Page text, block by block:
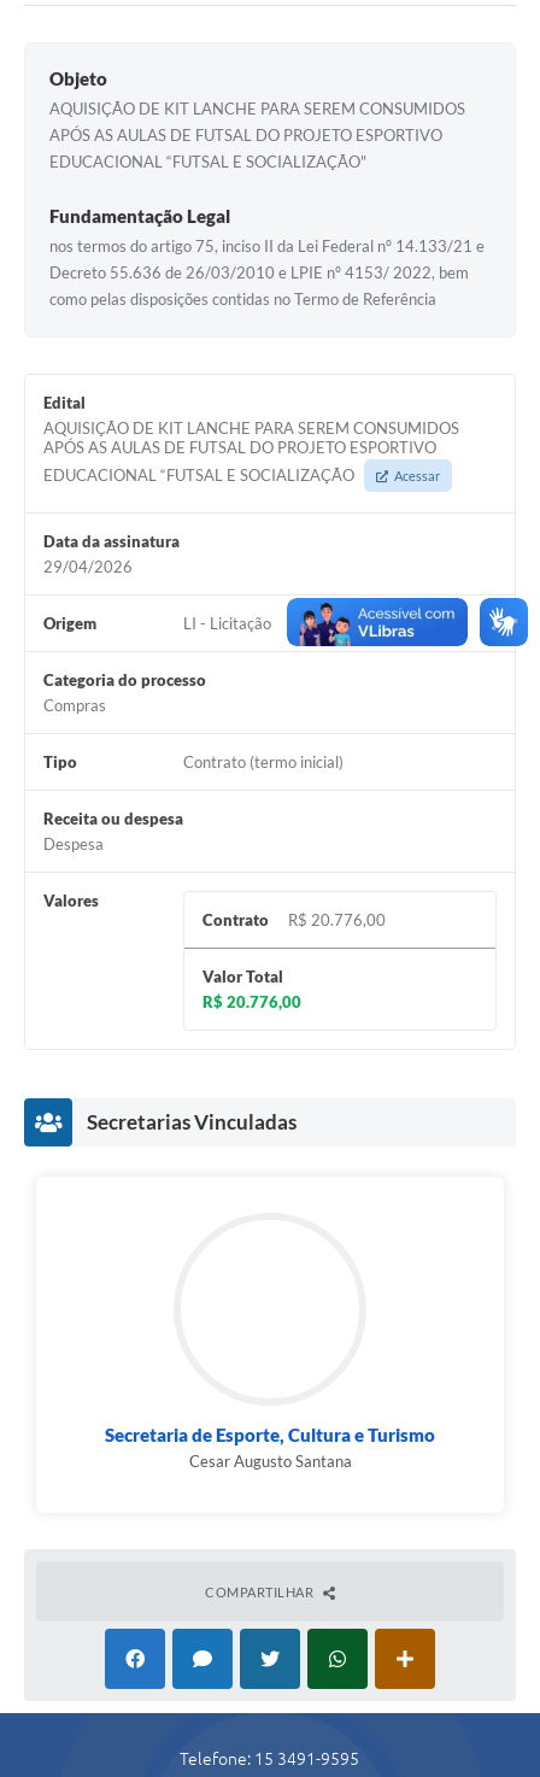
Informativo
Contratos
Audiências Públicas
Notícias
Turismo
Editais
Links
Telefones Úteis
Enquete
Jornal
Contato
Objeto
AQUISIÇÃO DE KIT LANCHE PARA SEREM CONSUMIDOS
APÓS AS AULAS DE FUTSAL DO PROJETO ESPORTIVO
EDUCACIONAL “FUTSAL E SOCIALIZAÇÃO"
Fundamentação Legal
nos termos do artigo 75, inciso II da Lei Federal nº 14.133/21 e
Decreto 55.636 de 26/03/2010 e LPIE nº 4153/ 2022, bem
como pelas disposições contidas no Termo de Referência
Edital
AQUISIÇÃO DE KIT LANCHE PARA SEREM CONSUMIDOS
APÓS AS AULAS DE FUTSAL DO PROJETO ESPORTIVO
EDUCACIONAL “FUTSAL E SOCIALIZAÇÃO
Acessar
Data da assinatura
29/04/2026
Origem LI - Licitação
Categoria do processo
Compras
Tipo Contrato (termo inicial)
Receita ou despesa
Despesa
Valores
Contrato
R$ 20.776,00
Valor Total
R$ 20.776,00
Secretarias Vinculadas
Secretaria de Esporte, Cultura e Turismo
Cesar Augusto Santana
COMPARTILHAR
Telefone: 15 3491-9595